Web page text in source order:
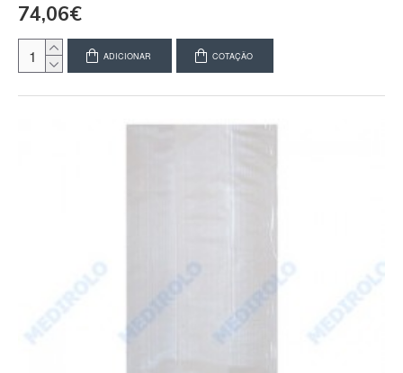
74,06€
ADICIONAR COTAÇÃO